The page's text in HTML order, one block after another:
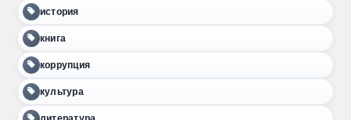
история
книга
коррупция
культура